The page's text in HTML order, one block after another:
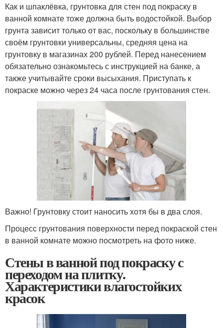
Как и шпаклёвка, грунтовка для стен под покраску в
ванной комнате тоже должна быть водостойкой. Выбор
грунта зависит только от вас, поскольку в большинстве
своём грунтовки универсальны, средняя цена на
грунтовку в магазинах 200 рублей. Перед нанесением
обязательно ознакомьтесь с инструкцией на банке, а
также учитывайте сроки высыхания. Приступать к
покраске можно через 24 часа после грунтования стен.
Важно! Грунтовку стоит наносить хотя бы в два слоя.
Процесс грунтования поверхности перед покраской стен
в ванной комнате можно посмотреть на фото ниже.
Стены в ванной под покраску с
переходом на плитку.
Характеристики влагостойких
красок